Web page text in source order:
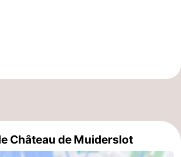
Château de Muiderslot